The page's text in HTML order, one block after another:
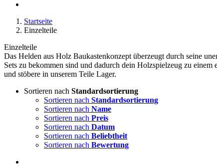
Startseite
Einzelteile
Einzelteile
Das Helden aus Holz Baukastenkonzept überzeugt durch seine
Sets zu bekommen sind und dadurch dein Holzspielzeug zu
und stöbere in unserem Teile Lager.
Sortieren nach Standardsortierung
Sortieren nach Standardsortierung
Sortieren nach Name
Sortieren nach Preis
Sortieren nach Datum
Sortieren nach Beliebtheit
Sortieren nach Bewertung